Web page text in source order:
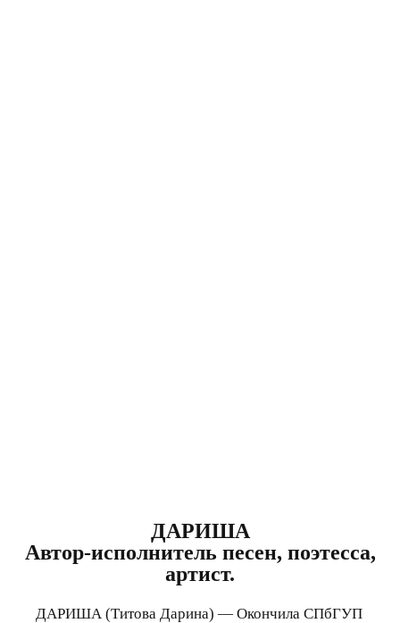
ДАРИША
Автор-исполнитель песен, поэтесса,
артист.
ДАРИША (Титова Дарина) — Окончила СПбГУП